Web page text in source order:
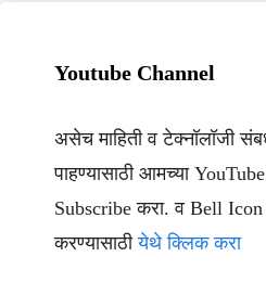
Youtube Channel
असेच माहिती व टेक्नॉलॉजी
पाहण्यासाठी आमच्या
Subscribe करा. व Bell
करण्यासाठीयेथे क्लिक करा